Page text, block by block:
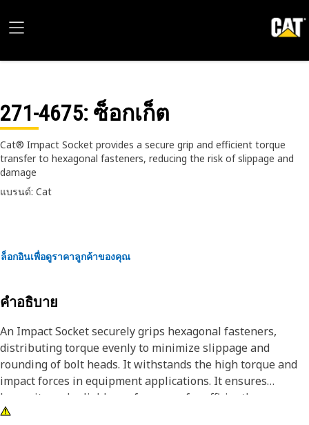
271-4675: ซ็อกเก็ต
Cat® Impact Socket provides a secure grip and efficient torque
transfer to hexagonal fasteners, reducing the risk of slippage and
damage
แบรนด์: Cat
ล็อกอินเพื่อดูราคาลูกค้าของคุณ
คำอธิบาย
An Impact Socket securely grips hexagonal fasteners,
distributing torque evenly to minimize slippage and
rounding of bolt heads. It withstands the high torque and
impact forces in equipment applications. It ensures
longevity and reliable performance for efficiently
tightening and loosening bolts and nuts in the equipment,